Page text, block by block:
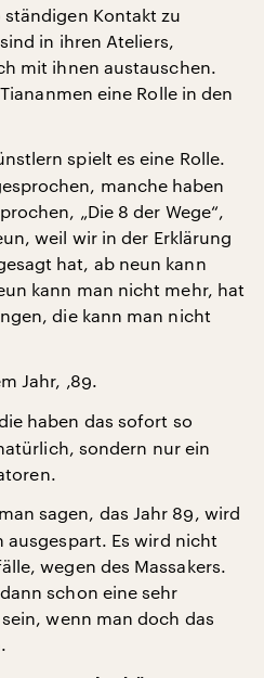
ständigen Kontakt zu
in ihren Ateliers,
mit ihnen austauschen.
eine Rolle in den
spielt es eine Rolle.
manche haben
„Die 8 der Wege“,
weil wir in der Erklärung
hat, ab neun kann
kann man nicht mehr, hat
die kann man nicht
Jahr, ‚89.
haben das sofort so
sondern nur ein
sagen, das Jahr 89, wird
ausgespart. Es wird nicht
wegen des Massakers.
schon eine sehr
wenn man doch das